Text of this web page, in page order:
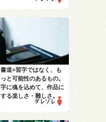
書道=習字ではなく、も
っと可能性のあるもの。
字に魂を込めて、作品に
する楽しさ・難しさ。